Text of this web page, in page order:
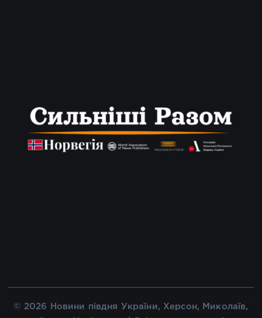
© 2026 Новини півдня України, Херсон, Миколаїв,